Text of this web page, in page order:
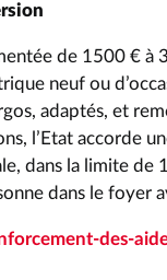
de 1500 €
neuf ou
adaptés, et
l’Etat accorde
dans la limite de
dans le foyer
des-